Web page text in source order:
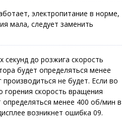
электропитание в норме,
мала, следует заменить
секунд до розжига скорость
будет определяться менее
не будет. Если во
горения скорость вращения
определяться менее 400 об/мин в
возникнет ошибка 09.